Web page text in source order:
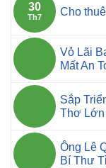
30
Th7 Cho
Vỏ Lãi
Mất An
Sắp
Thơ
Ông Lê
Bí Thư